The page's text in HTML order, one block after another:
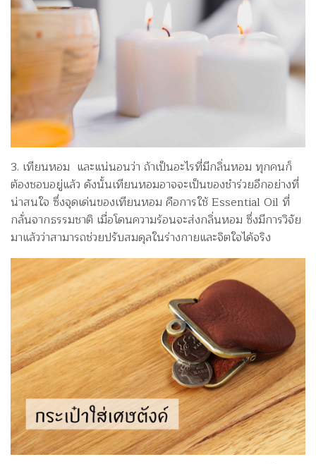
3. เทียนหอม และแน่นอนว่า ถ้าเป็นอะไรที่มีกลิ่นหอม ทุกคนก็
ต้องชอบอยู่แล้ว ดังนั้นเทียนหอมอาจจะเป็นของชำร่วยอีกอย่างที่
น่าสนใจ ซึ่งจุดเด่นของเทียนหอม คือการใช้ Essential Oil ที่
กลั่นจากธรรมชาติ เมื่อโดนความร้อนจะส่งกลิ่นหอม ซึ่งมีการวิจัย
มาแล้วว่าสามารถช่วยปรับสมดุลในร่างกายและจิตใจได้จริง